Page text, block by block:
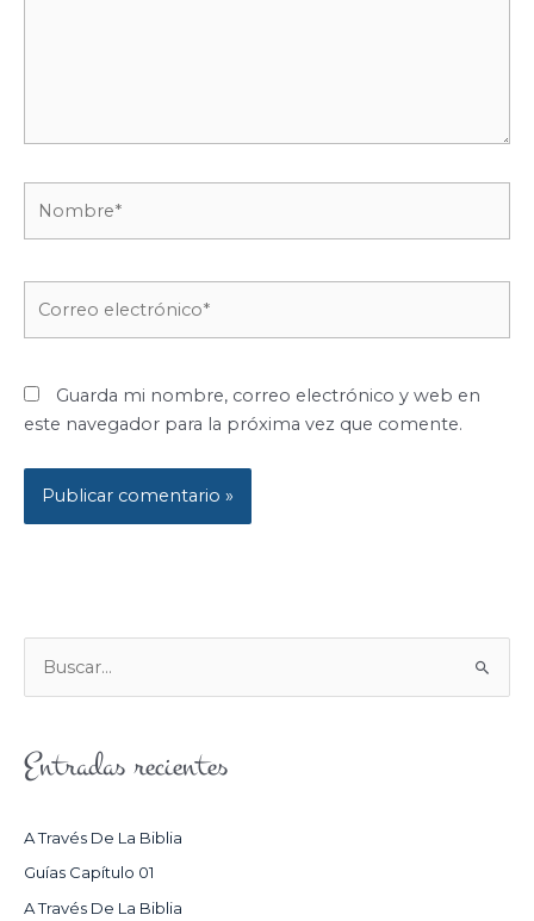
Guarda mi nombre, correo electrónico y web en
este navegador para la próxima vez que comente.
U
C
Entradas recientes
A Través De La Biblia
Guías Capítulo 01
A Través De La Biblia